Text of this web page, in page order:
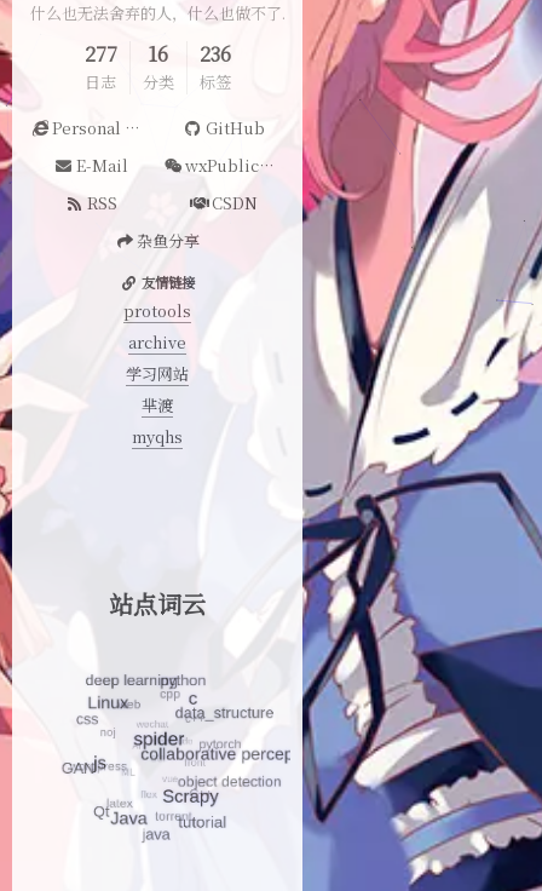
什么也无法舍弃的人，什么也做不了.
277
日志
16
分类
236
标签
Personal Website
GitHub
E-Mail
wxPublicAccount
RSS
CSDN
杂鱼分享
友情链接
protools
archive
学习网站
芈渡
myqhs
站点词云